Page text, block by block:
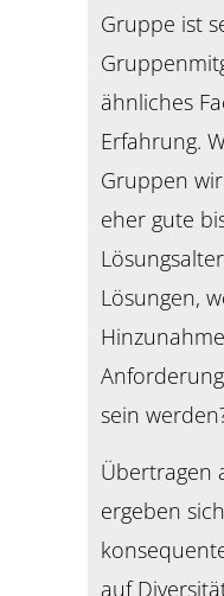
Gruppe ist
ähnliches
Erfahrung.
Gruppen
eher gute
Lösungen,
sein
Übertragen
ergeben
auf